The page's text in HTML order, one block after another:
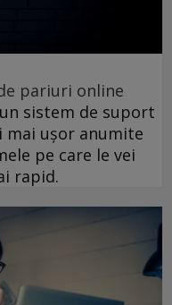
pariuri online
sistem de suport
mai ușor anumite
pe care le vei
rapid.